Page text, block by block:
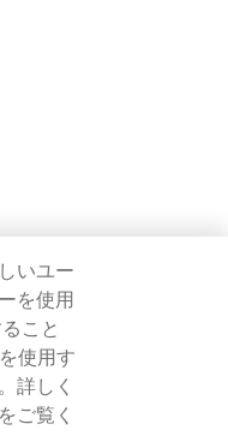
いユー
を使用
こと
使用す
詳しく
ご覧く